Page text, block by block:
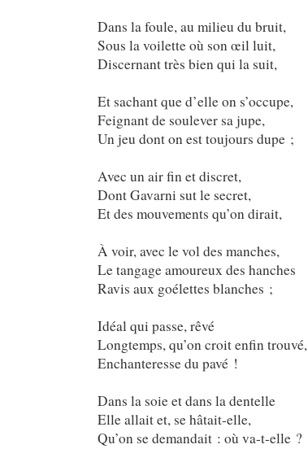
Dans la foule, au milieu du bruit,
Sous la voilette où son œil luit,
Discernant très bien qui la suit,
Et sachant que d’elle on s’occupe,
Feignant de soulever sa jupe,
Un jeu dont on est toujours dupe ;
Avec un air fin et discret,
Dont Gavarni sut le secret,
Et des mouvements qu’on dirait,
À voir, avec le vol des manches,
Le tangage amoureux des hanches
Ravis aux goélettes blanches ;
Idéal qui passe, rêvé
Longtemps, qu’on croit enfin trouvé,
Enchanteresse du pavé !
Dans la soie et dans la dentelle
Elle allait et, se hâtait-elle,
Qu’on se demandait : où va-t-elle ?